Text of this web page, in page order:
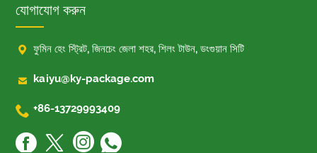
যোগাযোগ করুন
 ফুমিন হেং স্ট্রিট, জিনচেং জেলা শহর, শিলং টাউন, ডংগুয়ান সিটি
 kaiyu@ky-package.com
 +86-13729993409